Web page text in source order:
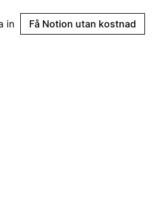
in Få Notion utan kostnad